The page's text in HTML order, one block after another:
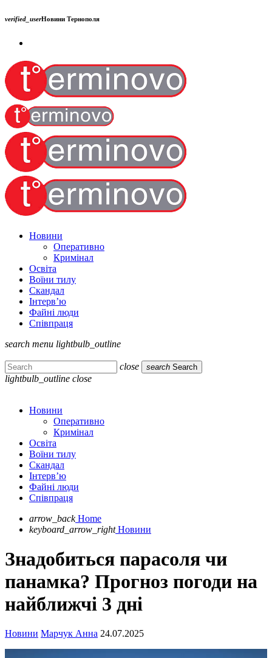
verified_userНовини Тернополя
Новини
Оперативно
Кримінал
Освіта
Воїни тилу
Скандал
Інтерв’ю
Файні люди
Співпраця
search menu lightbulb_outline
close search Search
lightbulb_outline close
Новини
Оперативно
Кримінал
Освіта
Воїни тилу
Скандал
Інтерв’ю
Файні люди
Співпраця
arrow_back Home
keyboard_arrow_right Новини
Знадобиться парасоля чи
панамка? Прогноз погоди на
найближчі 3 дні
Новини Марчук Анна 24.07.2025